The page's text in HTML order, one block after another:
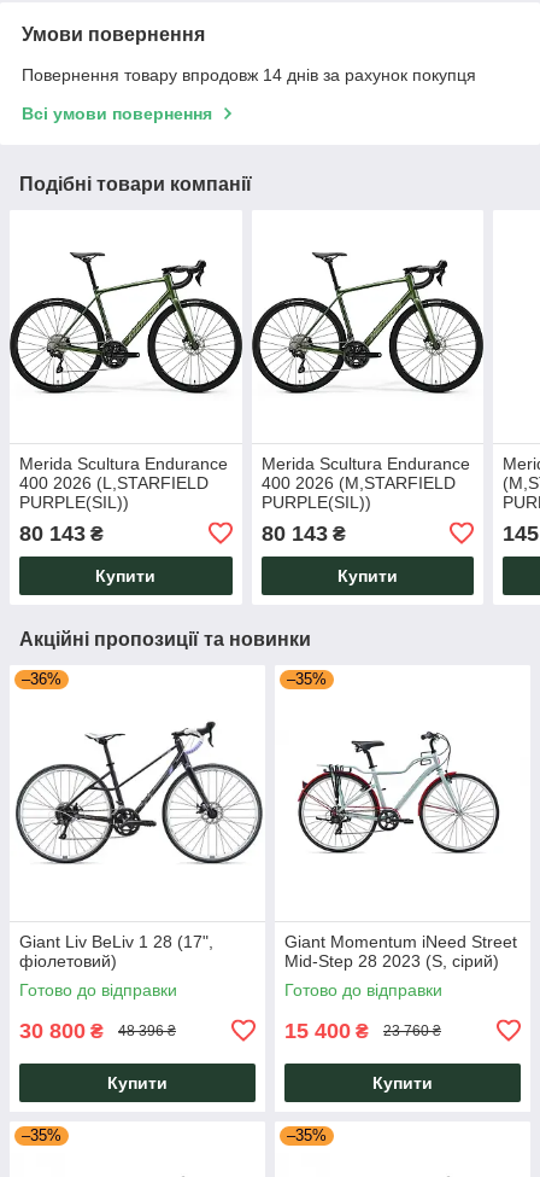
Умови повернення
Повернення товару впродовж 14 днів за рахунок покупця
Всі умови повернення
Подібні товари компанії
Merida Scultura Endurance
400 2026 (L,STARFIELD
PURPLE(SIL))
80 143 ₴
Купити
Merida Scultura Endurance
400 2026 (M,STARFIELD
PURPLE(SIL))
80 143₴
Купити
Акційні пропозиції та новинки
–36%
Giant Liv BeLiv 1 28 (17",
фіолетовий)
Готово до відправки
30 800 ₴ 48 396 ₴
Купити
–35%
Giant Momentum iNeed Street
Mid-Step 28 2023 (S, сірий)
Готово до відправки
15 400 ₴ 23 760 ₴
Купити
–35% –35%